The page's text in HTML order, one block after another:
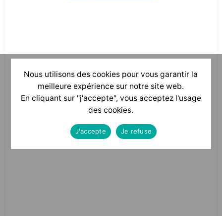
Nous utilisons des cookies pour vous garantir la
meilleure expérience sur notre site web.
En cliquant sur "j'accepte", vous acceptez l'usage
des cookies.
J'accepte Je refuse